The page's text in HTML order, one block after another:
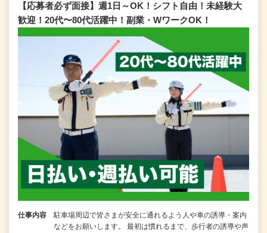
【応募者必ず面接】週1日～OK！シフト自由！未経験大
歓迎！20代〜80代活躍中！副業・WワークOK！
仕事内容
駐車場周辺で皆さまが安全に通れるよう人や車の誘導・案内
などをお願いします。 最初は慣れるまで、歩行者の誘導や声